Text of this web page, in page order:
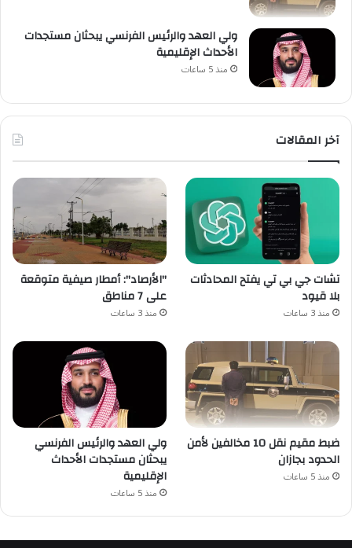
ولي العهد والرئيس الفرنسي يبحثان مستجدات
الأحداث الإقليمية
منذ 5 ساعات
آخر المقالات
تشات جي بي تي يفتح المحادثات
بلا قيود
منذ 3 ساعات
"الأرصاد": أمطار صيفية متوقعة
على 7 مناطق
منذ 3 ساعات
ضبط مقيم نقل 10 مخالفين لأمن
الحدود بجازان
منذ 5 ساعات
ولي العهد والرئيس الفرنسي
يبحثان مستجدات الأحداث
الإقليمية
منذ 5 ساعات